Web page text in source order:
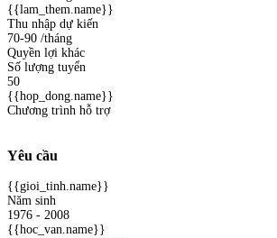
{{lam_them.name}}
Thu nhập dự kiến
70-90 /tháng
Quyền lợi khác
Số lượng tuyển
50
{{hop_dong.name}}
Chương trình hỗ trợ
Yêu cầu
{{gioi_tinh.name}}
Năm sinh
1976 - 2008
{{hoc_van.name}}